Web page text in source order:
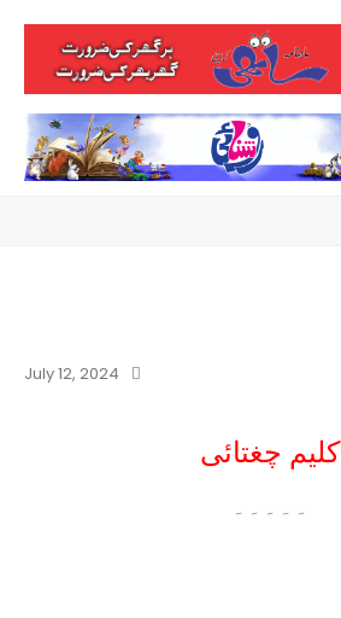
July 12, 2024
کلیم چغتائی
۔۔۔۔۔